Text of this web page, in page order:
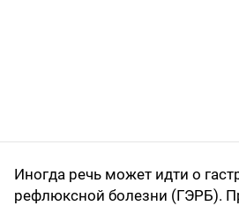
Иногда речь может идти о
рефлюксной болезни (ГЭРБ).